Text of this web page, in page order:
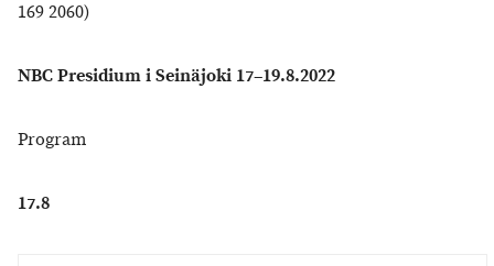
169 2060)
NBC Presidium i Seinäjoki 17–19.8.2022
Program
17.8